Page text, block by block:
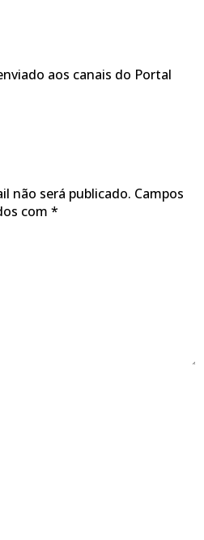
aos canais do Portal
não será publicado. Campos
com *